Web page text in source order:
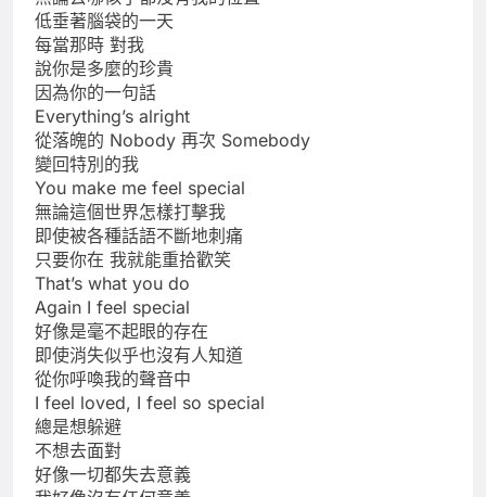
低垂著腦袋的一天
每當那時 對我
說你是多麼的珍貴
因為你的一句話
Everything’s alright
從落魄的 Nobody 再次 Somebody
變回特別的我
You make me feel special
無論這個世界怎樣打擊我
即使被各種話語不斷地刺痛
只要你在 我就能重拾歡笑
That’s what you do
Again I feel special
好像是毫不起眼的存在
即使消失似乎也沒有人知道
從你呼喚我的聲音中
I feel loved, I feel so special
總是想躲避
不想去面對
好像一切都失去意義